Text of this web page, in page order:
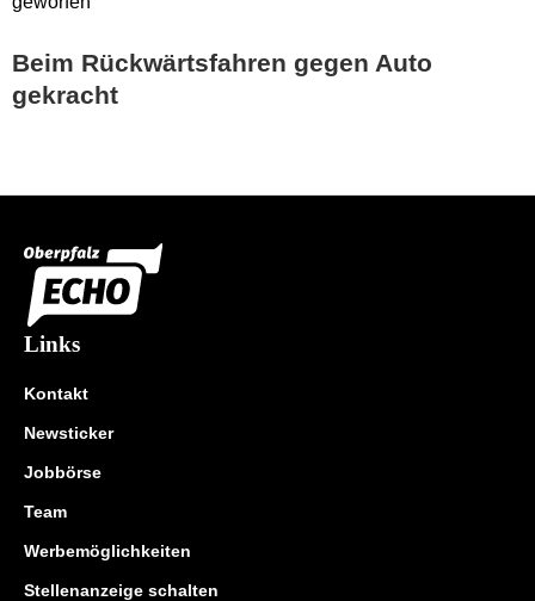
Beim Rückwärtsfahren gegen Auto
gekracht
Links
Kontakt
Newsticker
Jobbörse
Team
Werbemöglichkeiten
Stellenanzeige schalten